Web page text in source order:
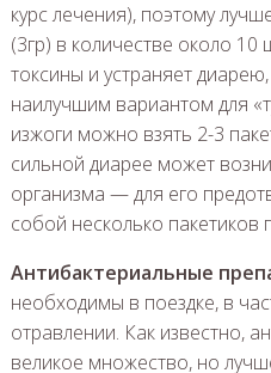
курс лечения), поэтому
(3гр) в количестве около 10
токсины и устраняет
наилучшим вариантом для
изжоги можно взять 2-3
сильной диарее может
организма — для его
собой несколько пакетиков
Антибактериальные
необходимы в поездке, в
отравлении. Как известно,
великое множество, но